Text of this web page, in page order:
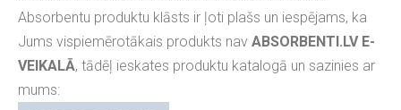
Absorbentu produktu klāsts ir ļoti plašs un iespējams, ka
Jums vispiemērotākais produkts nav ABSORBENTI.LV E-
VEIKALĀ, tādēļ ieskates produktu katalogā un sazinies ar
mums: